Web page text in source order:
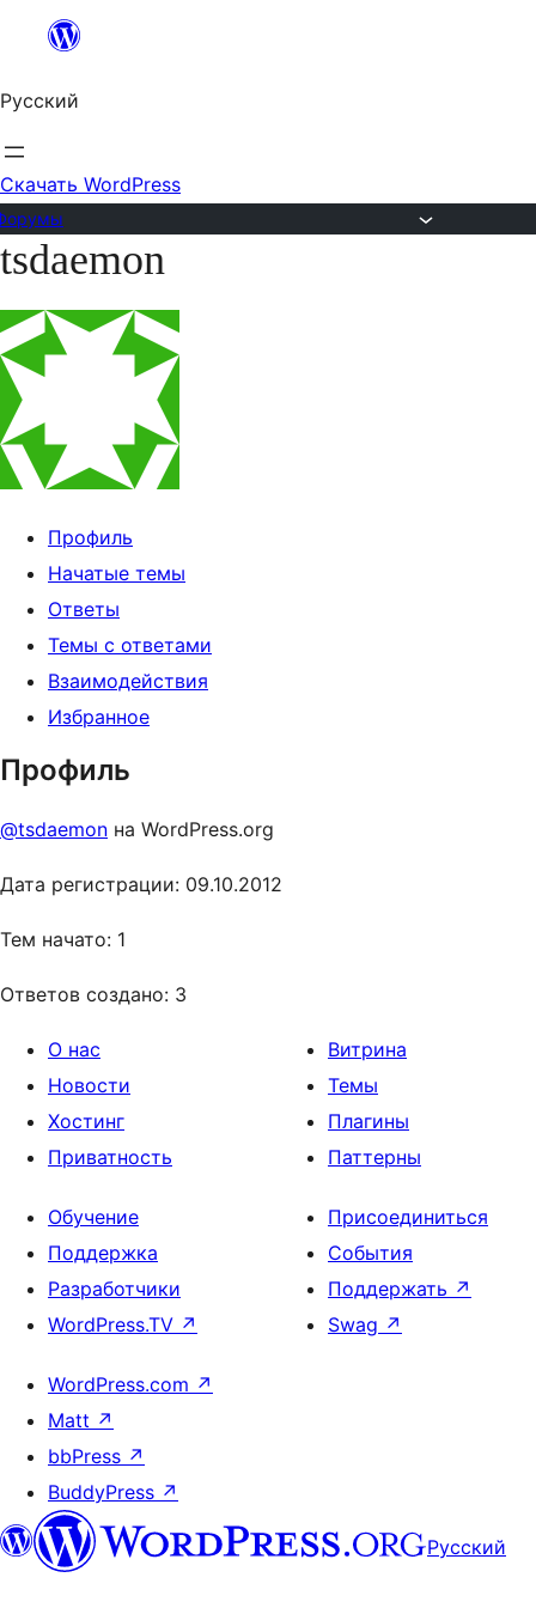
Перейти
содержимому
Русский
Скачать WordPress
Перейти
содержимому
tsdaemon
Профиль
Начатые темы
Ответы
Темы с ответами
Взаимодействия
Избранное
Профиль
@tsdaemon на WordPress.org
Дата регистрации: 09.10.2012
Тем начато: 1
Ответов создано: 3
О нас
Новости
Хостинг
Приватность
Витрина
Темы
Плагины
Паттерны
Обучение
Поддержка
Разработчики
WordPress.TV ↗
Присоединиться
События
Поддержать ↗
Swag ↗
WordPress.com ↗
Matt ↗
bbPress ↗
BuddyPress ↗
Русский